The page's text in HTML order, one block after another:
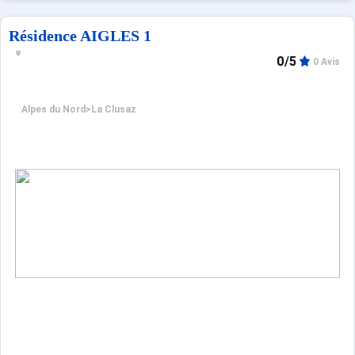
Résidence AIGLES 1
Alpes du Nord > La Clusaz
0/5 0 Avis